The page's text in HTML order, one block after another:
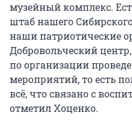
музейный комплекс.
штаб нашего
наши патриотические
Добровольческий
по организации
мероприятий, то есть
всё, что связано с
отметил Хоценко.